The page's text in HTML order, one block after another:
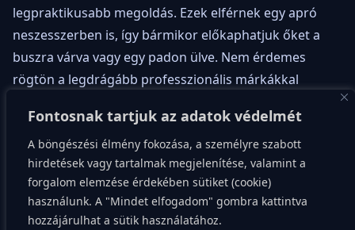
Fontosnak tartjuk az adatok védelmét
A böngészési élmény fokozása, a személyre szabott
hirdetések vagy tartalmak megjelenítése, valamint a
forgalom elemzése érdekében sütiket (cookie)
használunk. A "Mindet elfogadom" gombra kattintva
hozzájárulhat a sütik használatához.
legpraktikusabb megoldás. Ezek elférnek egy apró
neszesszerben is, így bármikor előkaphatjuk őket a
buszra várva vagy egy padon ülve. Nem érdemes
rögtön a legdrágább professzionális márkákkal
tökéletesek. A lényeg a hordozhatóság, hogy ne
érezzük tehernek a felszerelést a sétáink során.
Sokan hordanak magukkal egy összecsukható kis
széket is, de ez egyáltalán nem kötelező. A város tele